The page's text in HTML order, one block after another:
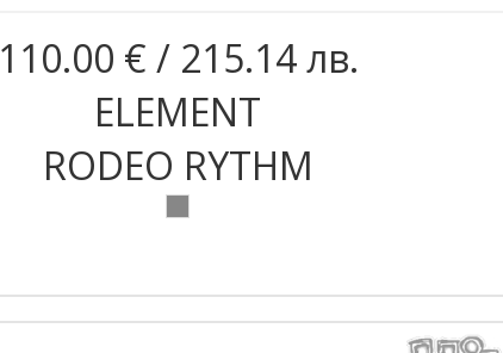
110.00 € / 215.14 лв.
ELEMENT
RODEO RYTHM